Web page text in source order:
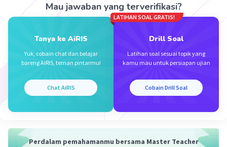
Mau jawaban yang terverifikasi?
Tanya ke AiRIS
Yuk, cobain chat dan belajar
bareng AiRIS, teman pintarmu!
Chat AiRIS
LATIHAN SOAL GRATIS!
Drill Soal
Latihan soal sesuai topik yang
kamu mau untuk persiapan ujian
Cobain Drill Soal
Perdalam pemahamanmu bersama Master Teacher